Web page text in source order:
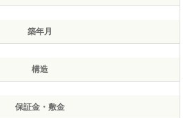
築年月
構造
保証金・敷金